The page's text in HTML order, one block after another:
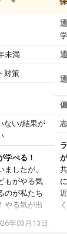
未満
対策
ない/結果が
学べる！
したが、
もがやる気
のが私たち
やる気が出
です」と言
考えて、思
年03月13日